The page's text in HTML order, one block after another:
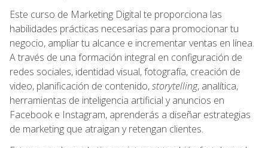
Este curso de Marketing Digital te proporciona las
habilidades prácticas necesarias para promocionar tu
negocio, ampliar tu alcance e incrementar ventas en línea.
A través de una formación integral en configuración de
redes sociales, identidad visual, fotografía, creación de
video, planificación de contenido,storytelling, analítica,
herramientas de inteligencia artificial y anuncios en
Facebook e Instagram, aprenderás a diseñar estrategias
de marketing que atraigan y retengan clientes.